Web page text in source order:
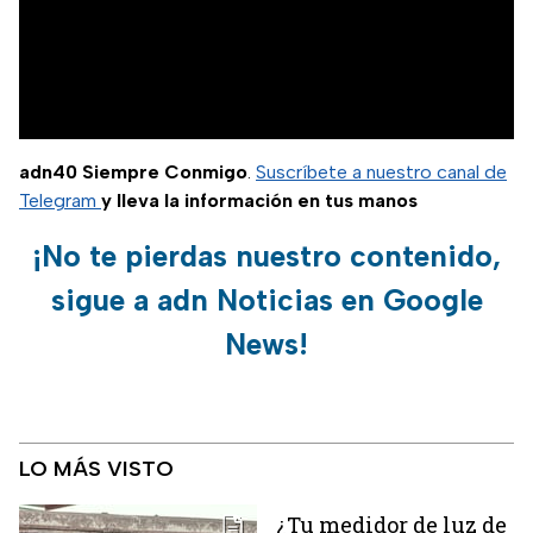
adn40 Siempre Conmigo. Suscríbete a nuestro canal de
Telegram y lleva la información en tus manos
¡No te pierdas nuestro contenido,
sigue a adn Noticias en Google
News!
LO MÁS VISTO
¿Tu medidor de luz de